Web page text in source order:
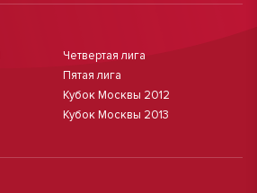
Четвертая лига
Пятая лига
Кубок Москвы 2012
Кубок Москвы 2013